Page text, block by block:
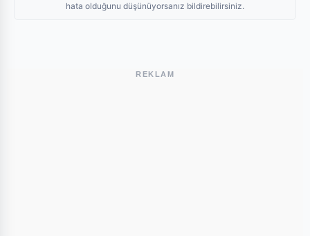
hata olduğunu düşünüyorsanız bildirebilirsiniz.
REKLAM